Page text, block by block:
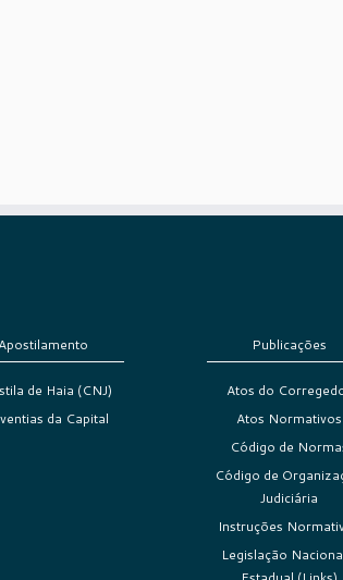
Apostilamento
de Haia (CNJ)
da Capital
Publicações
Atos do
Atos Normativos
Código de
Código de
Judiciária
Instruções
Legislação